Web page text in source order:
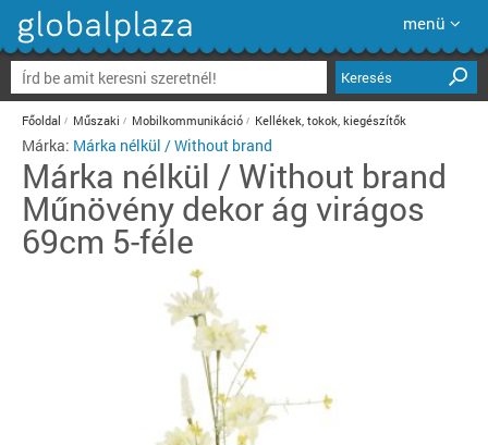
menü
Keresés
Főoldal Műszaki Mobilkommunikáció Kellékek, tokok, kiegészítők
Márka: Márka nélkül / Without brand
Márka nélkül / Without brand
Műnövény dekor ág virágos
69cm 5-féle